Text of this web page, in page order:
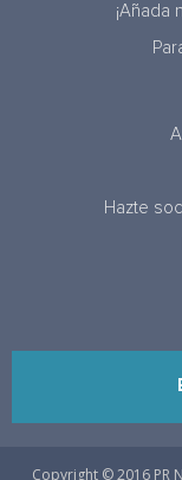
¡Añada
Hazte
Copyright © 2016 PR